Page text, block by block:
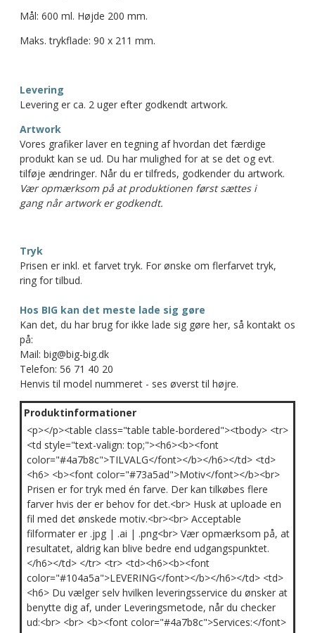
Mål: 600 ml. Højde 200 mm.
Maks. trykflade: 90 x 211 mm.
Levering
Levering er ca. 2 uger efter godkendt artwork.
Artwork
Vores grafiker laver en tegning af hvordan det færdige
produkt kan se ud. Du har mulighed for at se det og evt.
tilføje ændringer. Når du er tilfreds, godkender du artwork.
Vær opmærksom på at produktionen først sættes i
gang når artwork er godkendt.
Tryk
Prisen er inkl. et farvet tryk. For ønske om flerfarvet tryk,
ring for tilbud.
Hos BIG kan det meste lade sig gøre
Kan det, du har brug for ikke lade sig gøre her, så kontakt os
på:
Mail: big@big-big.dk
Telefon: 56 71 40 20
Henvis til model nummeret - ses øverst til højre.
Produktinformationer
<p></p><table class="table table-bordered"><tbody> <tr>
<td style="text-valign: top;"><h6><b><font
color="#4a7b8c">TILVALG</font></b></h6></td> <td>
<h6> <b><font color="#73a5ad">Motiv</font></b><br>
Prisen er for tryk med én farve. Der kan tilkøbes flere
farver hvis der er behov for det.<br> Husk at uploade en
fil med det ønskede motiv.<br><br> Acceptable
filformater er .jpg | .ai | .png<br> Vær opmærksom på, at
resultatet, aldrig kan blive bedre end udgangspunktet.
</h6></td> </tr> <tr> <td><h6><b><font
color="#104a5a">LEVERING</font></b></h6></td> <td>
<h6> Du vælger selv hvilken leveringsservice du ønsker at
benytte dig af, under Leveringsmetode, når du checker
ud:<br> <br> <b><font color="#4a7b8c">Services:</font>